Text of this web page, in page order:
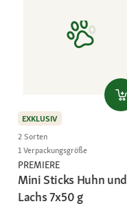
EXKLUSIV
2 Sorten
1 Verpackungsgröße
PREMIERE
Mini Sticks Huhn und
Lachs 7x50 g